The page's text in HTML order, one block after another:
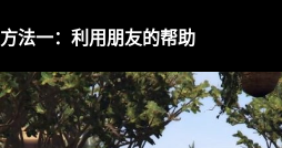
方法一：利用朋友的帮助